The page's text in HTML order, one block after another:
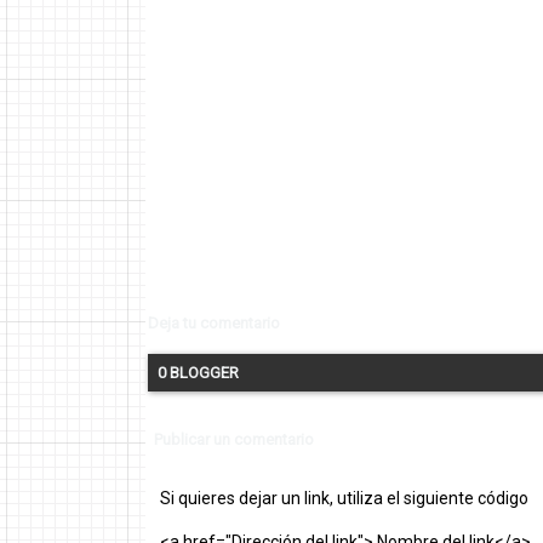
0 BLOGGER
Si quieres dejar un link, utiliza el siguiente código